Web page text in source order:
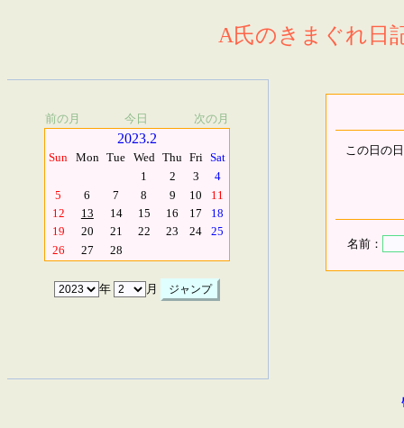
A氏のきまぐれ日
前の月 今日 次の月
2023.2
Sun Mon Tue Wed Thu Fri Sat
1
2 3
4
5
6 7 8 9 10
11
12
13 14 15 16 17
18
19
20 21 22 23 24
25
26
27 28
年 月
この日の
名前：